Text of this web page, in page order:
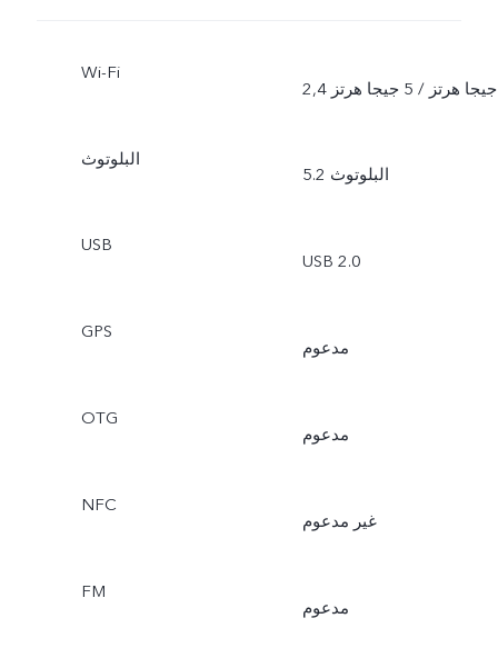
Wi-Fi
2,4 جيجا هرتز / 5 جيجا هرتز
البلوتوث
البلوتوث 5.2
USB
USB 2.0
GPS
مدعوم
OTG
مدعوم
NFC
غير مدعوم
FM
مدعوم